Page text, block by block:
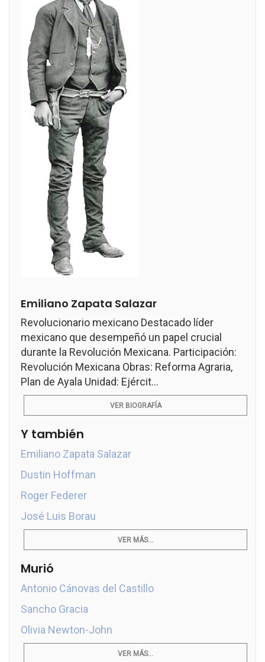
Emiliano Zapata Salazar
Revolucionario mexicano Destacado líder
mexicano que desempeñó un papel crucial
durante la Revolución Mexicana. Participación:
Revolución Mexicana Obras: Reforma Agraria,
Plan de Ayala Unidad: Ejércit...
VER BIOGRAFÍA
Y también
Emiliano Zapata Salazar
Dustin Hoffman
Roger Federer
José Luis Borau
VER MÁS...
Murió
Antonio Cánovas del Castillo
Sancho Gracia
Olivia Newton-John
VER MÁS...